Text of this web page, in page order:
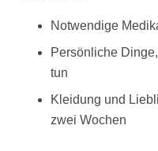
Notwendige
Persönliche
tun
Kleidung und
zwei Wochen